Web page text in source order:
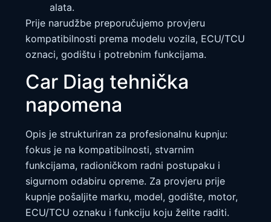
alata.
Prije narudžbe preporučujemo provjeru
kompatibilnosti prema modelu vozila, ECU/TCU
oznaci, godištu i potrebnim funkcijama.
Car Diag tehnička
napomena
Opis je strukturiran za profesionalnu kupnju:
fokus je na kompatibilnosti, stvarnim
funkcijama, radioničkom radni postupaku i
sigurnom odabiru opreme. Za provjeru prije
kupnje pošaljite marku, model, godište, motor,
ECU/TCU oznaku i funkciju koju želite raditi.